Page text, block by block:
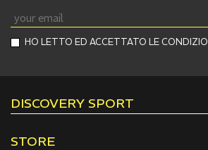
HO LETTO ED ACCETTATO LE
DISCOVERY SPORT
STORE